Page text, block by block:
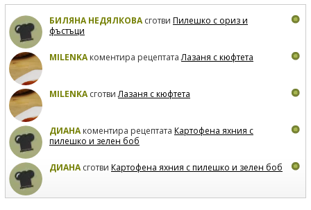
БИЛЯНА НЕДЯЛКОВАсготви Пилешко с ориз и
фъстъци
MILENKAкоментира рецептатаЛазаня с кюфтета
MILENKAсготвиЛазаня с кюфтета
ДИАНАкоментира рецептата Картофена яхния с
пилешко и зелен боб
ДИАНАсготви Картофена яхния с пилешко и зелен боб